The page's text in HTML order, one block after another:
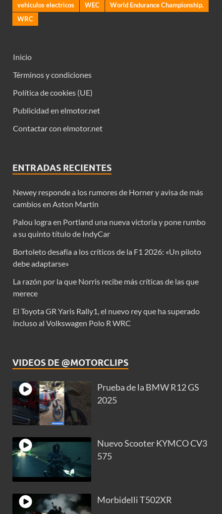
vehiculos electricos
WEC
World Endurance Championship.
WRC
Inicio
Términos y condiciones
Política de cookies (UE)
Publicidad en elmotor.net
Contactar con elmotor.net
ENTRADAS RECIENTES
Newey responde a los rumores de Horner y avisa de más
cambios en Aston Martin
Palou logra en Portland una nueva victoria y pone rumbo
a su quinto título de IndyCar
Bortoleto desafía a los críticos de la F1 2026: «Un piloto
debe adaptarse»
La razón por la que Norris recibe más críticas de las que
merece
El Toyota GR Yaris Rally1, el nuevo rey que ha superado
incluso al Volkswagen Polo R WRC
VIDEOS DE @MOTORCLIPS
Prueba de la BMW R12 GS
2025
Nuevo Scooter KYMCO CV3
575
Morbidelli T502XR